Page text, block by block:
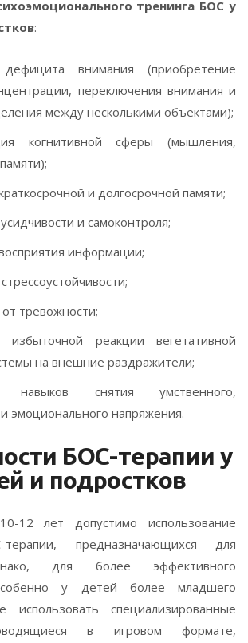
тренинга БОС у
:
дефицита внимания (приобретение
переключения внимания и
между несколькими объектами);
когнитивной сферы (мышления,
и долгосрочной памяти;
и самоконтроля;
информации;
тревожности;
избыточной реакции вегетативной
на внешние раздражители;
навыков снятия умственного,
эмоционального напряжения.
БОС-терапии у
и подростков
12 лет допустимо использование
предназначающихся для
для более эффективного
у детей более младшего
использовать специализированные
в игровом формате,